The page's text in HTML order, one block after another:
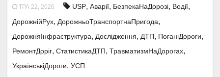
ТРА 22, 2026 USP, Аварії, БезпекаНаДорозі, Водії,
ДорожнійРух, ДорожньоТранспортнаПригода,
ДорожняІнфраструктура, Дослідження, ДТП, ПоганіДороги,
РемонтДоріг, СтатистикаДТП, ТравматизмНаДорогах,
УкраїнськіДороги, УСП